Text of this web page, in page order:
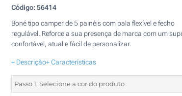
Código:56414
Boné tipo camper de 5 painéis com pala flexível e fecho
regulável. Reforce a sua presença de marca com um
confortável, atual e fácil de personalizar.
+ Descrição+ Características
Passo 1. Selecione a cor do produto